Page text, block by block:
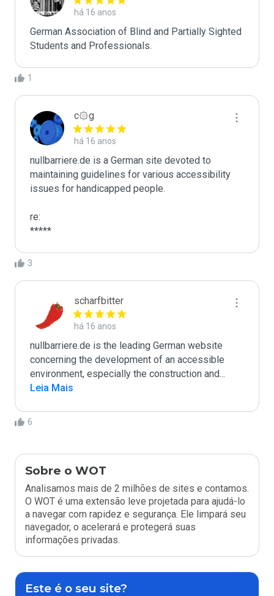
há 16 anos
German Association of Blind and Partially Sighted
Students and Professionals.
1
c۞g
há 16 anos
nullbarriere.de is a German site devoted to
maintaining guidelines for various accessibility
issues for handicapped people.
re:
*****
3
scharfbitter
há 16 anos
nullbarriere.de is the leading German website
concerning the development of an accessible
environment, especially the construction and...
Leia Mais
6
Sobre o WOT
Analisamos mais de 2 milhões de sites e contamos.
O WOT é uma extensão leve projetada para ajudá-lo
a navegar com rapidez e segurança. Ele limpará seu
navegador, o acelerará e protegerá suas
informações privadas.
Este é o seu site?